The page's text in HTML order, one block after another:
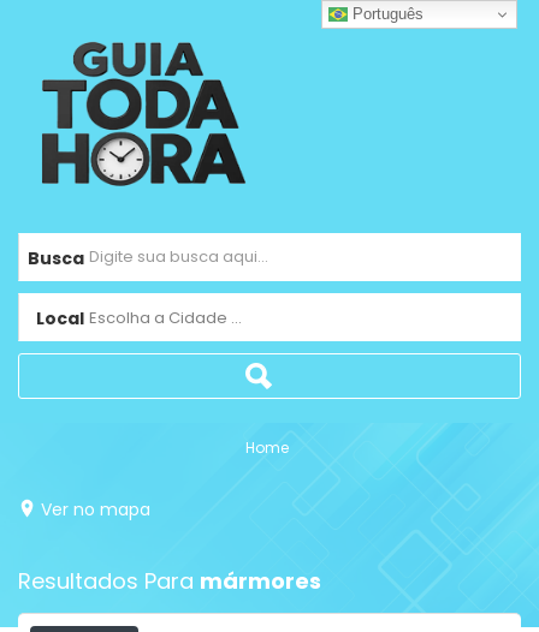
Busca
Local Escolha a Cidade ...
Home
Ver no mapa
Resultados Para mármores
Português